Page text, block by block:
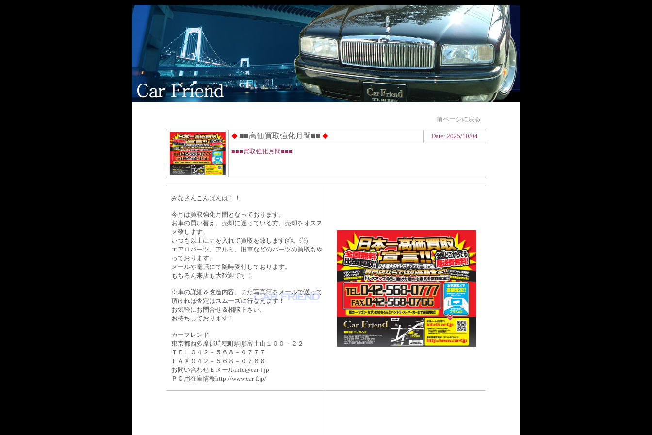
前ページに戻る
◆ ■■高価買取強化月間■■ ◆ Date: 2025/10/04
■■■買取強化月間■■■
みなさんこんばんは！！
今月は買取強化月間となっております。
お車の買い替え、売却に迷っている方、売却をオスス
メ致します。
いつも以上に力を入れて買取を致します(◎。◎)
エアロパーツ、アルミ、旧車などのパーツの買取もや
っております。
メールや電話にて随時受付しております。
もちろん来店も大歓迎です！
※車の詳細＆改造内容、また写真等をメールで送って
頂ければ査定はスムーズに行なえます！
お気軽にお問合せ＆相談下さい。
お待ちしております！
カーフレンド
東京都西多摩郡瑞穂町駒形富士山１００－２２
ＴＥＬ０４２－５６８－０７７７
ＦＡＸ０４２－５６８－０７６６
お問い合わせＥメールinfo@car-f.jp
ＰＣ用在庫情報http://www.car-f.jp/